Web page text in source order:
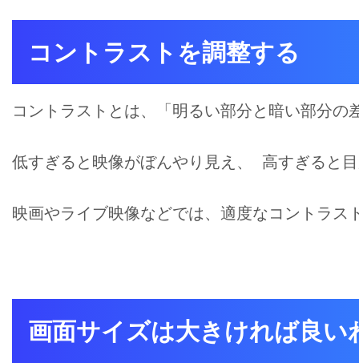
コントラストを調整する
コントラストとは、「明るい部分と暗い部分の
低すぎると映像がぼんやり見え、 高すぎると
映画やライブ映像などでは、適度なコントラ
画面サイズは大きければ良い